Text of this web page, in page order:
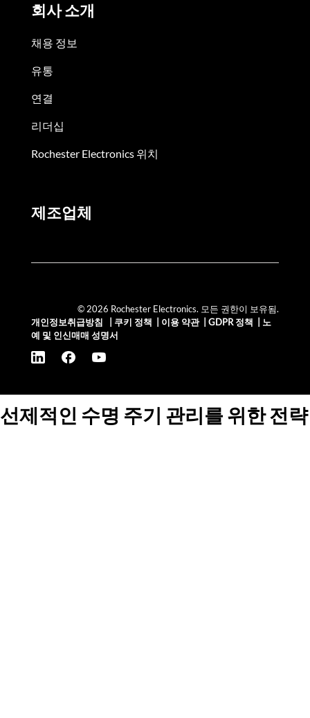
회사 소개
채용 정보
유통
연결
리더십
Rochester Electronics 위치
제조업체
© 2026 Rochester Electronics. 모든 권한이 보유됨.
개인정보취급방침
쿠키 정책 이용 약관| GDPR 정책
노
예 및 인신매매 성명서
선제적인 수명 주기 관리를 위한 전략